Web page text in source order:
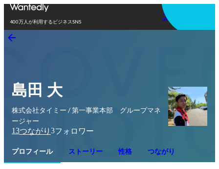
400万人が利用するビジネスSNS
アプリを使う
島田 大
株式会社タイミー / 第一事業本部 グループマネ
ージャー
13つながり 3フォロワー
プロフィール ストーリー 性格 つながり